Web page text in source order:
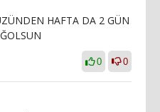
HAFTA DA 2 GÜN
0 0